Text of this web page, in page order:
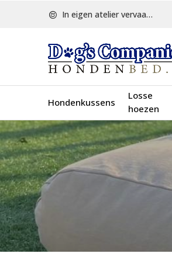
Hondenkussens
Losse
hoezen
In eigen atelier vervaardigd